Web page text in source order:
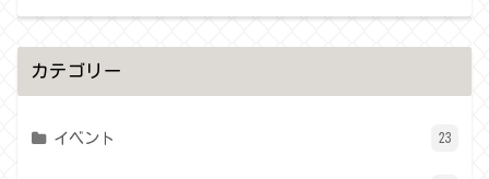
カテゴリー
イベント 23